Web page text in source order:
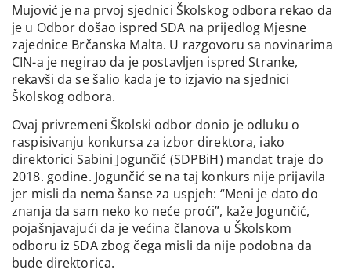
Mujović je na prvoj sjednici Školskog odbora rekao da
je u Odbor došao ispred SDA na prijedlog Mjesne
zajednice Brčanska Malta. U razgovoru sa novinarima
CIN-a je negirao da je postavljen ispred Stranke,
rekavši da se šalio kada je to izjavio na sjednici
Školskog odbora.
Ovaj privremeni Školski odbor donio je odluku o
raspisivanju konkursa za izbor direktora, iako
direktorici Sabini Jogunčić (SDPBiH) mandat traje do
2018. godine. Jogunčić se na taj konkurs nije prijavila
jer misli da nema šanse za uspjeh: “Meni je dato do
znanja da sam neko ko neće proći”, kaže Jogunčić,
pojašnjavajući da je većina članova u Školskom
odboru iz SDA zbog čega misli da nije podobna da
bude direktorica.